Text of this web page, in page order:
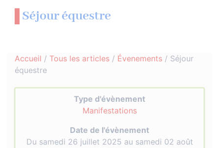
Séjour équestre
Accueil / Tous les articles / Évenements / Séjour
équestre
Type d'évènement
Manifestations
Date de l'évènement
Du samedi 26 juillet 2025 au samedi 02 août